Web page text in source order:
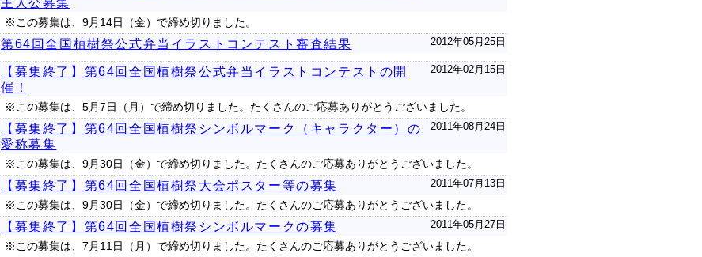
主人公募集
※この募集は、9月14日（金）で締め切りました。
2012年05月25日
第64回全国植樹祭公式弁当イラストコンテスト審査結果
2012年02月15日
【募集終了】第64回全国植樹祭公式弁当イラストコンテストの開
催！
※この募集は、5月7日（月）で締め切りました。たくさんのご応募ありがとうございました。
2011年08月24日
【募集終了】第64回全国植樹祭シンボルマーク（キャラクター）の
愛称募集
※この募集は、9月30日（金）で締め切りました。たくさんのご応募ありがとうございました。
2011年07月13日
【募集終了】第64回全国植樹祭大会ポスター等の募集
※この募集は、9月30日（金）で締め切りました。たくさんのご応募ありがとうございました。
2011年05月27日
【募集終了】第64回全国植樹祭シンボルマークの募集
※この募集は、7月11日（月）で締め切りました。たくさんのご応募ありがとうございました。